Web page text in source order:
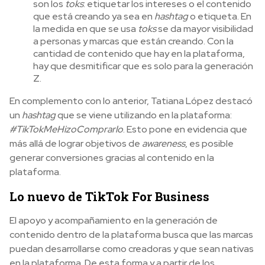
son los toks: etiquetar los intereses o el contenido
que está creando ya sea en hashtago etiqueta. En
la medida en que se usa toksse da mayor visibilidad
a personas y marcas que están creando. Con la
cantidad de contenido que hay en la plataforma,
hay que desmitificar que es solo para la generación
Z.
En complemento con lo anterior, Tatiana López destacó
un hashtagque se viene utilizando en la plataforma:
#TikTokMeHizoComprarlo. Esto pone en evidencia que
más allá de lograr objetivos de awareness, es posible
generar conversiones gracias al contenido en la
plataforma.
Lo nuevo de TikTok For Business
El apoyo y acompañamiento en la generación de
contenido dentro de la plataforma busca que las marcas
puedan desarrollarse como creadoras y que sean nativas